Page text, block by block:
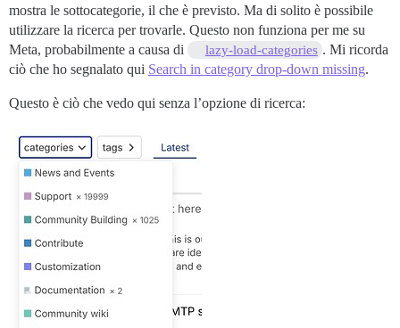
mostra le sottocategorie, il che è previsto. Ma di solito è possibile
utilizzare la ricerca per trovarle. Questo non funziona per me su
Meta, probabilmente a causa di
lazy-load-categories . Mi ricorda
ciò che ho segnalato qui Search in category drop-down missing.
Questo è ciò che vedo qui senza l’opzione di ricerca: